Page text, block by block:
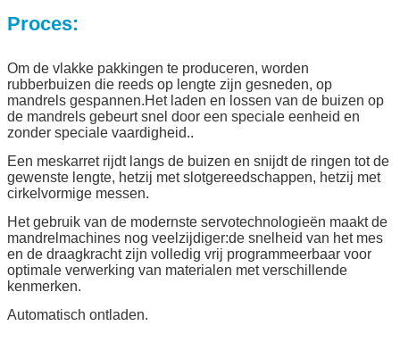
Proces:
Om de vlakke pakkingen te produceren, worden
rubberbuizen die reeds op lengte zijn gesneden, op
mandrels gespannen.Het laden en lossen van de buizen op
de mandrels gebeurt snel door een speciale eenheid en
zonder speciale vaardigheid..
Een meskarret rijdt langs de buizen en snijdt de ringen tot de
gewenste lengte, hetzij met slotgereedschappen, hetzij met
cirkelvormige messen.
Het gebruik van de modernste servotechnologieën maakt de
mandrelmachines nog veelzijdiger:de snelheid van het mes
en de draagkracht zijn volledig vrij programmeerbaar voor
optimale verwerking van materialen met verschillende
kenmerken.
Automatisch ontladen.